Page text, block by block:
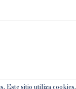
Este sitio utiliza cookies.